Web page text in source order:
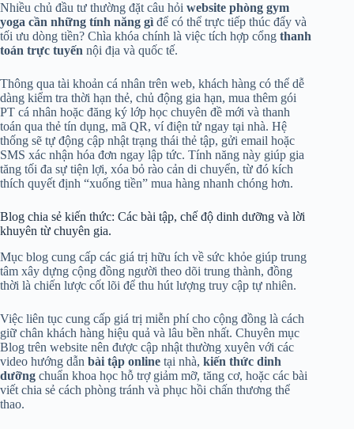
Nhiều chủ đầu tư thường đặt câu hỏi website phòng gym
yoga cần những tính năng gì để có thể trực tiếp thúc đẩy và
tối ưu dòng tiền? Chìa khóa chính là việc tích hợp cổng thanh
toán trực tuyến nội địa và quốc tế.
Thông qua tài khoản cá nhân trên web, khách hàng có thể dễ
dàng kiểm tra thời hạn thẻ, chủ động gia hạn, mua thêm gói
PT cá nhân hoặc đăng ký lớp học chuyên đề mới và thanh
toán qua thẻ tín dụng, mã QR, ví điện tử ngay tại nhà. Hệ
thống sẽ tự động cập nhật trạng thái thẻ tập, gửi email hoặc
SMS xác nhận hóa đơn ngay lập tức. Tính năng này giúp gia
tăng tối đa sự tiện lợi, xóa bỏ rào cản di chuyển, từ đó kích
thích quyết định “xuống tiền” mua hàng nhanh chóng hơn.
Blog chia sẻ kiến thức: Các bài tập, chế độ dinh dưỡng và lời
khuyên từ chuyên gia.
Mục blog cung cấp các giá trị hữu ích về sức khỏe giúp trung
tâm xây dựng cộng đồng người theo dõi trung thành, đồng
thời là chiến lược cốt lõi để thu hút lượng truy cập tự nhiên.
Việc liên tục cung cấp giá trị miễn phí cho cộng đồng là cách
giữ chân khách hàng hiệu quả và lâu bền nhất. Chuyên mục
Blog trên website nên được cập nhật thường xuyên với các
video hướng dẫn bài tập online tại nhà, kiến thức dinh
dưỡng chuẩn khoa học hỗ trợ giảm mỡ, tăng cơ, hoặc các bài
viết chia sẻ cách phòng tránh và phục hồi chấn thương thể
thao.